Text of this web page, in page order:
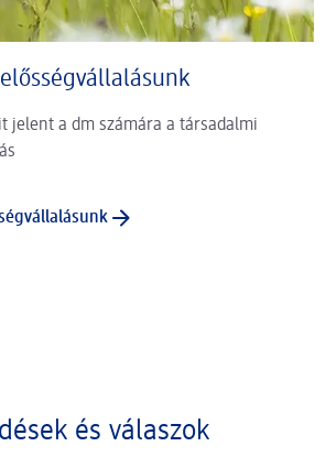
jelent a dm számára a társadalmi
és válaszok